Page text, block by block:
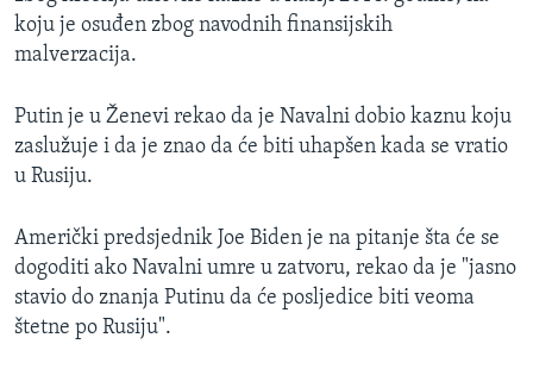
koju je osuđen zbog navodnih finansijskih
malverzacija.
Putin je u Ženevi rekao da je Navalni dobio kaznu koju
zaslužuje i da je znao da će biti uhapšen kada se vratio
u Rusiju.
Američki predsjednik Joe Biden je na pitanje šta će se
dogoditi ako Navalni umre u zatvoru, rekao da je "jasno
stavio do znanja Putinu da će posljedice biti veoma
štetne po Rusiju".